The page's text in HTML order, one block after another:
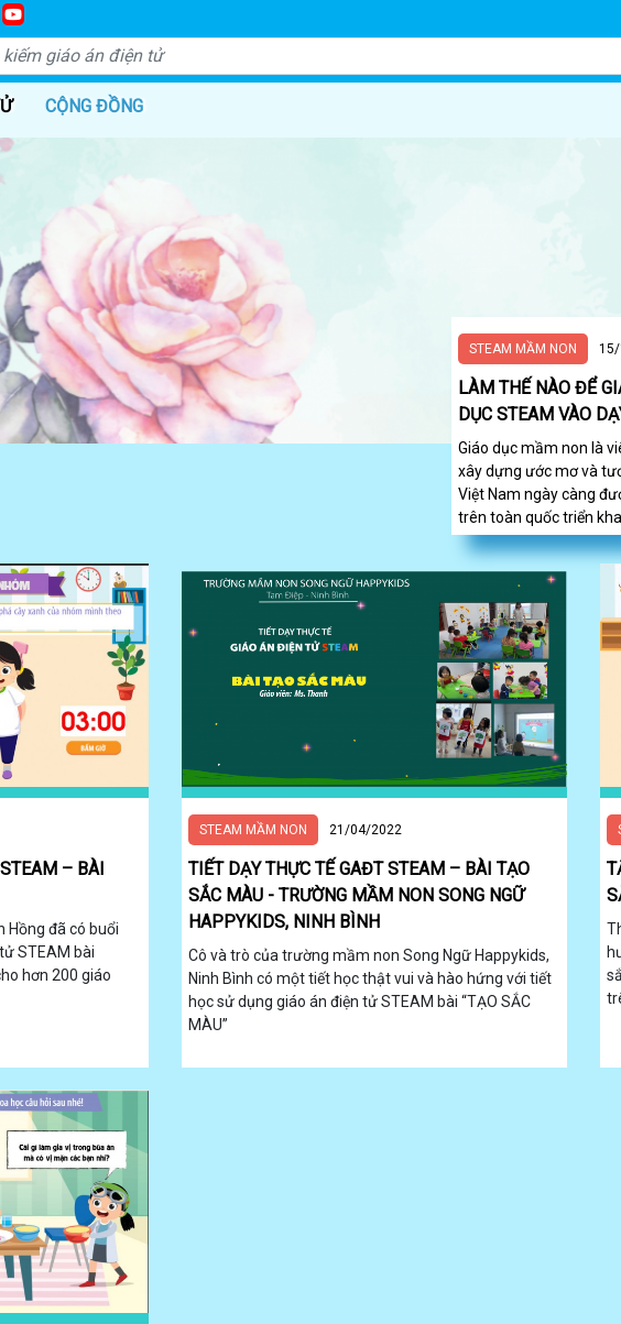
CỘNG ĐỒNG
STEAM MẦM NON
LÀM THẾ NÀO ĐỂ
DỤC STEAM VÀO
Giáo dục mầm non là
xây dựng ước mơ và
Việt Nam ngày càng
trên toàn quốc triển
– BÀI
Hồng đã có buổi
STEAM bài
hơn 200 giáo
STEAM MẦM NON 21/04/2022
TIẾT DẠY THỰC TẾ GAĐT STEAM – BÀI TẠO
SẮC MÀU - TRƯỜNG MẦM NON SONG NGỮ
HAPPYKIDS, NINH BÌNH
Cô và trò của trường mầm non Song Ngữ Happykids,
Ninh Bình có một tiết học thật vui và hào hứng với tiết
học sử dụng giáo án điện tử STEAM bài “TẠO SẮC
MÀU”